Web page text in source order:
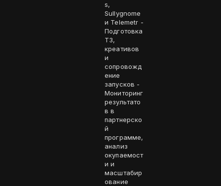
s,
Sullygnome
и Telemetr -
Подготовка
ТЗ,
креативов
и
сопровожд
ение
запусков -
Мониторинг
результато
в в
партнерско
й
программе,
анализ
окупаемост
и и
масштабир
ование